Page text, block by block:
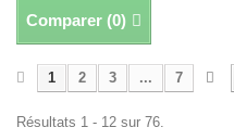
Comparer (0)
1 2 3 ... 7
Résultats 1 - 12 sur 76.